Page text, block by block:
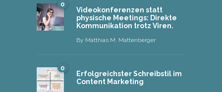
0
Videokonferenzen statt
physische Meetings: Direkte
Kommunikation trotz Viren.
By Matthias M. Mattenberger
0
Erfolgreichster Schreibstil im
Content Marketing